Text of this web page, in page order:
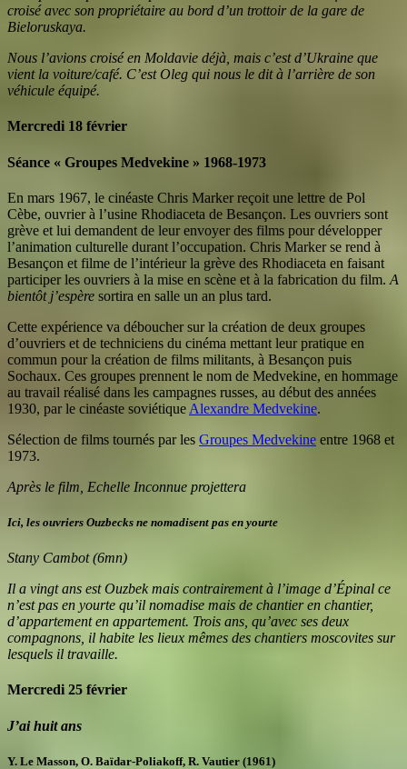
croisé avec son propriétaire au bord d’un trottoir de la gare de
Bieloruskaya.
Nous l’avions croisé en Moldavie déjà, mais c’est d’Ukraine que
vient la voiture/café. C’est Oleg qui nous le dit à l’arrière de son
véhicule équipé.
Mercredi 18 février
Séance « Groupes Medvekine » 1968-1973
En mars 1967, le cinéaste Chris Marker reçoit une lettre de Pol
Cèbe, ouvrier à l’usine Rhodiaceta de Besançon. Les ouvriers sont
grève et lui demandent de leur envoyer des films pour développer
l’animation culturelle durant l’occupation. Chris Marker se rend à
Besançon et filme de l’intérieur la grève des Rhodiaceta en faisant
participer les ouvriers à la mise en scène et à la fabrication du film. A
bientôt j’espère sortira en salle un an plus tard.
Cette expérience va déboucher sur la création de deux groupes
d’ouvriers et de techniciens du cinéma mettant leur pratique en
commun pour la création de films militants, à Besançon puis
Sochaux. Ces groupes prennent le nom de Medvekine, en hommage
au travail réalisé dans les campagnes russes, au début des années
1930, par le cinéaste soviétique Alexandre Medvekine.
Sélection de films tournés par les Groupes Medvekine entre 1968 et
1973.
Après le film, Echelle Inconnue projettera
Ici, les ouvriers Ouzbecks ne nomadisent pas en yourte
Stany Cambot (6mn)
Il a vingt ans est Ouzbek mais contrairement à l’image d’Épinal ce
n’est pas en yourte qu’il nomadise mais de chantier en chantier,
d’appartement en appartement. Trois ans, qu’avec ses deux
compagnons, il habite les lieux mêmes des chantiers moscovites sur
lesquels il travaille.
Mercredi 25 février
J’ai huit ans
Y. Le Masson, O. Baïdar-Poliakoff, R. Vautier (1961)